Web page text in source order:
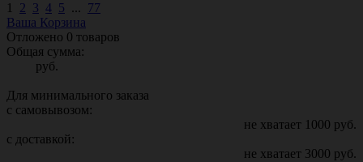
1 2 3 4 5 ... 77
Ваша Корзина
Отложено 0 товаров
Общая сумма:
руб.
Для минимального заказа
с самовывозом:
не хватает 1000 руб.
с доставкой:
не хватает 3000 руб.